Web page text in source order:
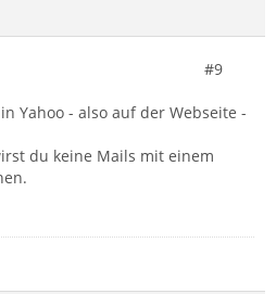
#9
Yahoo - also auf der Webseite -
du keine Mails mit einem